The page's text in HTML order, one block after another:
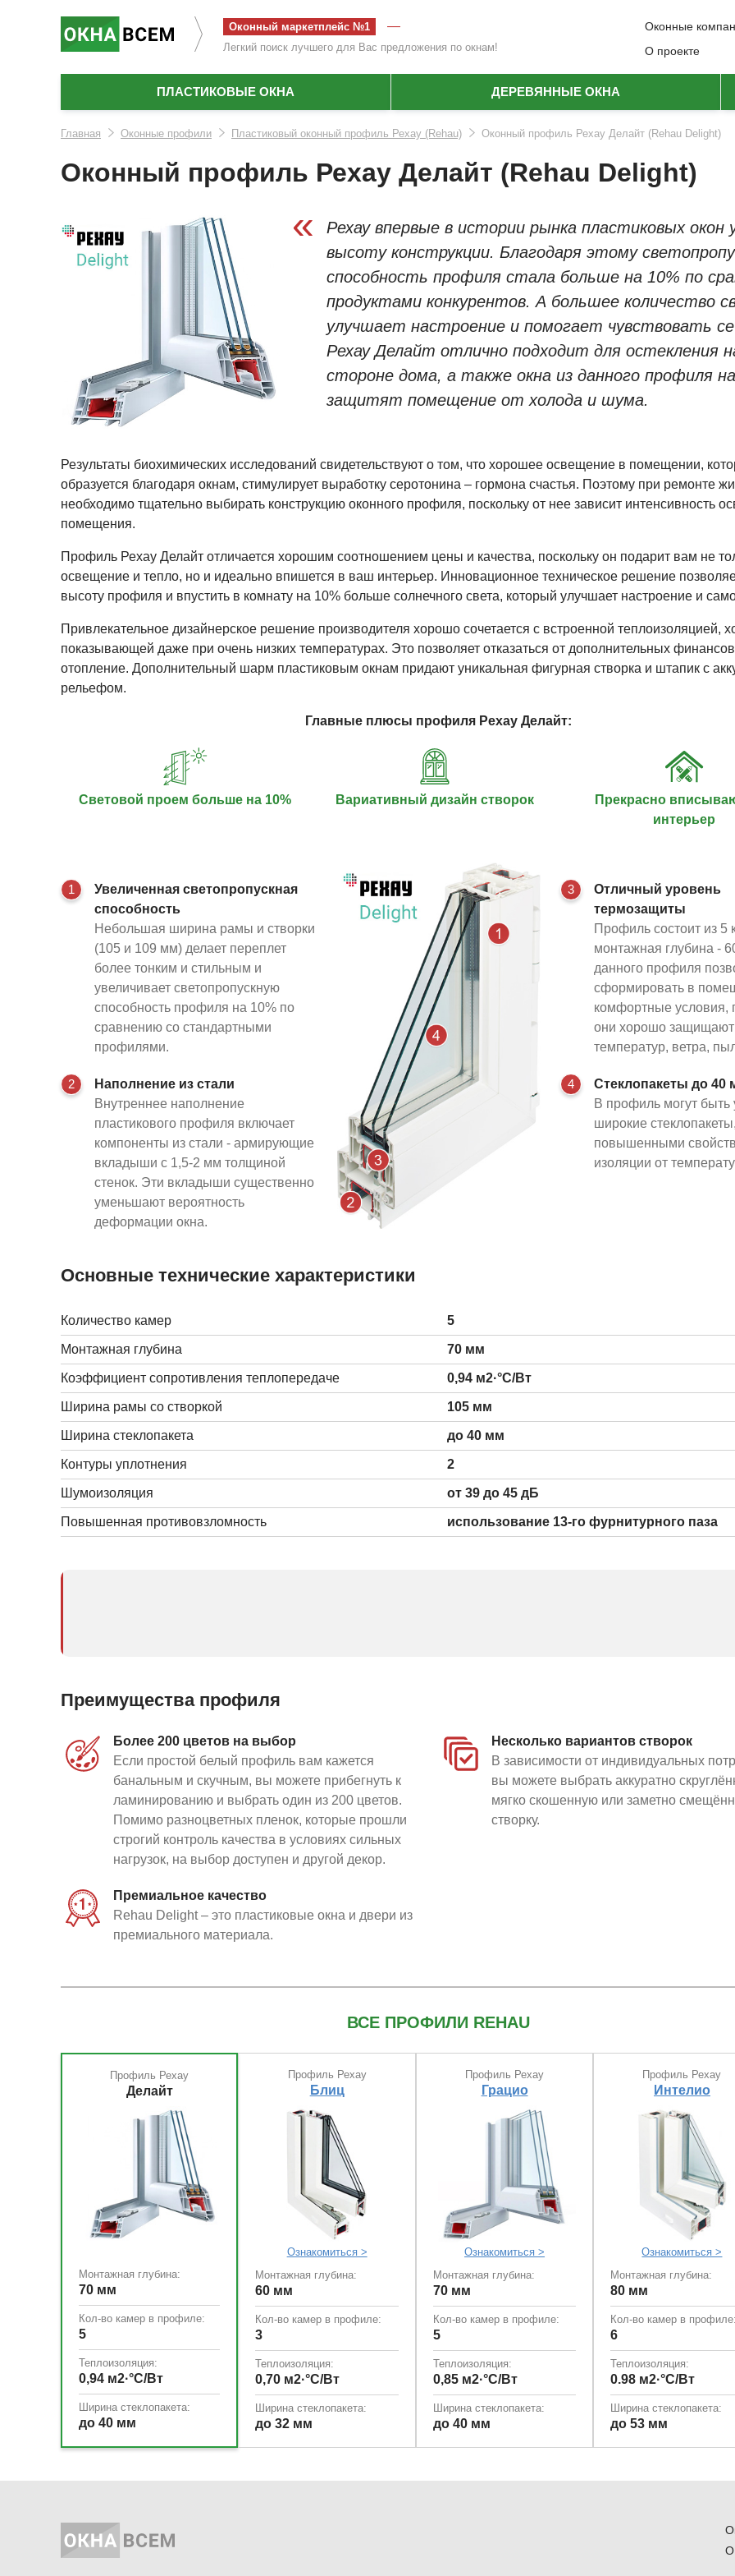
Оконный маркетплейс №1 —
Легкий поиск лучшего для Вас предложения по окнам!
Оконные
О проекте
ПЛАСТИКОВЫЕ ОКНА ДЕРЕВЯННЫЕ ОКНА
Главная Оконные профили Пластиковый оконный профиль Рехау (Rehau) Оконный профиль Рехау Делайт (Rehau Delight)
Оконный профиль Рехау Делайт (Rehau Delight)
«
Рехау впервые в истории рынка пластиковых окон
высоту конструкции. Благодаря этому
способность профиля стала больше на 10% по
продуктами конкурентов. А большее количество
улучшает настроение и помогает чувствовать
Рехау Делайт отлично подходит для остекления
стороне дома, а также окна из данного профиля
защитят помещение от холода и шума.
Результаты биохимических исследований свидетельствуют о том, что хорошее освещение в помещении,
образуется благодаря окнам, стимулирует выработку серотонина – гормона счастья. Поэтому при ремонте
необходимо тщательно выбирать конструкцию оконного профиля, поскольку от нее зависит интенсивность
помещения.
Профиль Рехау Делайт отличается хорошим соотношением цены и качества, поскольку он подарит вам не
освещение и тепло, но и идеально впишется в ваш интерьер. Инновационное техническое решение
высоту профиля и впустить в комнату на 10% больше солнечного света, который улучшает настроение и
Привлекательное дизайнерское решение производителя хорошо сочетается с встроенной теплоизоляцией,
показывающей даже при очень низких температурах. Это позволяет отказаться от дополнительных
отопление. Дополнительный шарм пластиковым окнам придают уникальная фигурная створка и штапик с
рельефом.
Главные плюсы профиля Рехау Делайт:
Световой проем больше на 10% Вариативный дизайн створок
Прекрасно
интерьер
1
Увеличенная светопропускная
способность
Небольшая ширина рамы и створки
(105 и 109 мм) делает переплет
более тонким и стильным и
увеличивает светопропускную
способность профиля на 10% по
сравнению со стандартными
профилями.
2
Наполнение из стали
Внутреннее наполнение
пластикового профиля включает
компоненты из стали - армирующие
вкладыши с 1,5-2 мм толщиной
стенок. Эти вкладыши существенно
уменьшают вероятность
деформации окна.
3
Отличный уровень
термозащиты
Профиль состоит из 5
монтажная глубина -
данного профиля
сформировать в
комфортные условия,
они хорошо защищают
температур, ветра,
4
Стеклопакеты до 40
В профиль могут быть
широкие
повышенными
изоляции от
Основные технические характеристики
Количество камер 5
Монтажная глубина 70 мм
Коэффициент сопротивления теплопередаче 0,94 м2·°С/Вт
Ширина рамы со створкой 105 мм
Ширина стеклопакета до 40 мм
Контуры уплотнения 2
Шумоизоляция от 39 до 45 дБ
Повышенная противовзломность использование 13-го фурнитурного паза
Преимущества профиля
Более 200 цветов на выбор
Если простой белый профиль вам кажется
банальным и скучным, вы можете прибегнуть к
ламинированию и выбрать один из 200 цветов.
Помимо разноцветных пленок, которые прошли
строгий контроль качества в условиях сильных
нагрузок, на выбор доступен и другой декор.
Несколько вариантов створок
В зависимости от индивидуальных
вы можете выбрать аккуратно
мягко скошенную или заметно
створку.
Премиальное качество
Rehau Delight – это пластиковые окна и двери из
премиального материала.
ВСЕ ПРОФИЛИ REHAU
Профиль Рехау
Делайт
Монтажная глубина:
70 мм
Кол-во камер в профиле:
5
Теплоизоляция:
0,94 м2·°С/Вт
Ширина стеклопакета:
до 40 мм
Профиль Рехау
Блиц
Ознакомиться >
Монтажная глубина:
60 мм
Кол-во камер в профиле:
3
Теплоизоляция:
0,70 м2·°С/Вт
Ширина стеклопакета:
до 32 мм
Профиль Рехау
Грацио
Ознакомиться >
Монтажная глубина:
70 мм
Кол-во камер в профиле:
5
Теплоизоляция:
0,85 м2·°С/Вт
Ширина стеклопакета:
до 40 мм
Профиль Рехау
Интелио
Ознакомиться >
Монтажная глубина:
80 мм
Кол-во камер в профиле:
6
Теплоизоляция:
0.98 м2·°С/Вт
Ширина стеклопакета:
до 53 мм
О